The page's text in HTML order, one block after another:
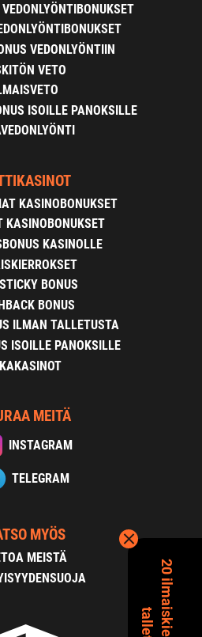
VEDONLYÖNTIIN
VETO
ISOILLE PANOKSILLE
KASINOBONUKSET
KASINOBONUKSET
KASINOLLE
BONUS
BONUS
ILMAN TALLETUSTA
ISOILLE PANOKSILLE
MEITÄ
INSTAGRAM
TELEGRAM
MYÖS
MEISTÄ